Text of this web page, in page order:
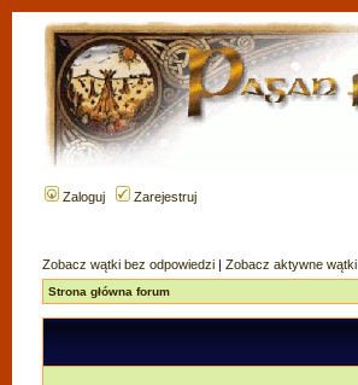
Zaloguj Zarejestruj
Zobacz wątki bez odpowiedzi | Zobacz aktywne wątki
Strona główna forum